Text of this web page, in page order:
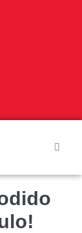
Cursos